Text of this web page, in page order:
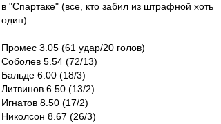
в "Спартаке" (все, кто забил из штрафной хоть
один):
Промес 3.05 (61 удар/20 голов)
Соболев 5.54 (72/13)
Бальде 6.00 (18/3)
Литвинов 6.50 (13/2)
Игнатов 8.50 (17/2)
Николсон 8.67 (26/3)